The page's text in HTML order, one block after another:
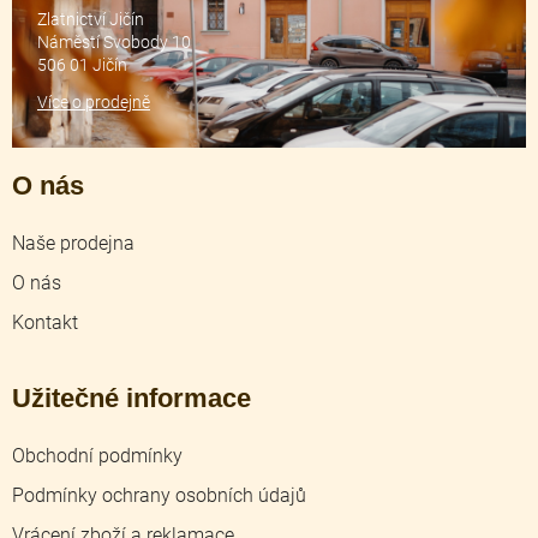
O nás
Naše prodejna
O nás
Kontakt
Užitečné informace
Obchodní podmínky
Podmínky ochrany osobních údajů
Zlatnictví Jičín
Náměstí Svobody 10
506 01 Jičín
Více o prodejně